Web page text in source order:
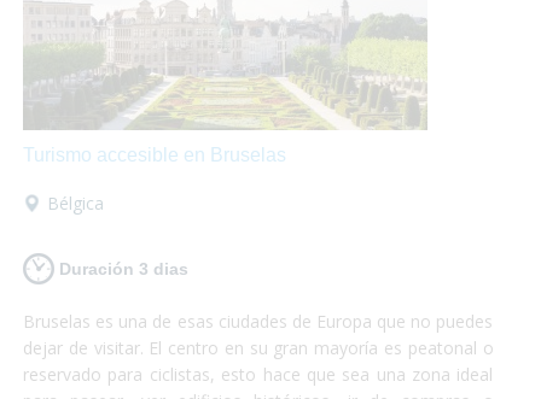
Turismo accesible en Bruselas
Bélgica
Duración 3 dias
Bruselas es una de esas ciudades de Europa que no puedes
dejar de visitar. El centro en su gran mayoría es peatonal o
reservado para ciclistas, esto hace que sea una zona ideal